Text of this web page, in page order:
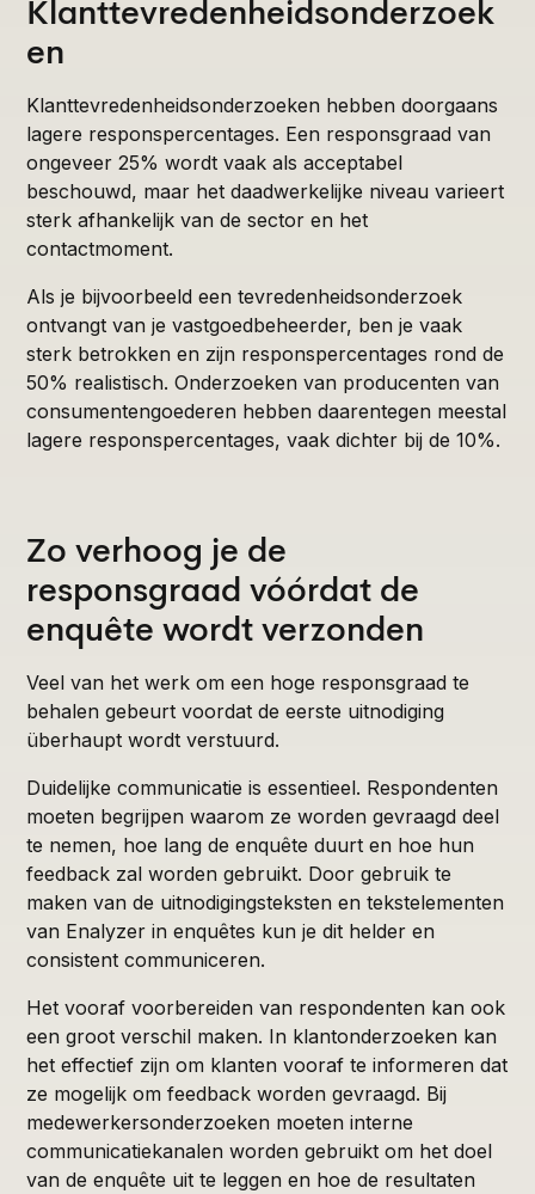
Klanttevredenheidsonderzoek
en
Klanttevredenheidsonderzoeken hebben doorgaans
lagere responspercentages. Een responsgraad van
ongeveer 25% wordt vaak als acceptabel
beschouwd, maar het daadwerkelijke niveau varieert
sterk afhankelijk van de sector en het
contactmoment.
Als je bijvoorbeeld een tevredenheidsonderzoek
ontvangt van je vastgoedbeheerder, ben je vaak
sterk betrokken en zijn responspercentages rond de
50% realistisch. Onderzoeken van producenten van
consumentengoederen hebben daarentegen meestal
lagere responspercentages, vaak dichter bij de 10%.
Zo verhoog je de
responsgraad vóórdat de
enquête wordt verzonden
Veel van het werk om een hoge responsgraad te
behalen gebeurt voordat de eerste uitnodiging
überhaupt wordt verstuurd.
Duidelijke communicatie is essentieel. Respondenten
moeten begrijpen waarom ze worden gevraagd deel
te nemen, hoe lang de enquête duurt en hoe hun
feedback zal worden gebruikt. Door gebruik te
maken van de uitnodigingsteksten en tekstelementen
van Enalyzer in enquêtes kun je dit helder en
consistent communiceren.
Het vooraf voorbereiden van respondenten kan ook
een groot verschil maken. In klantonderzoeken kan
het effectief zijn om klanten vooraf te informeren dat
ze mogelijk om feedback worden gevraagd. Bij
medewerkersonderzoeken moeten interne
communicatiekanalen worden gebruikt om het doel
van de enquête uit te leggen en hoe de resultaten